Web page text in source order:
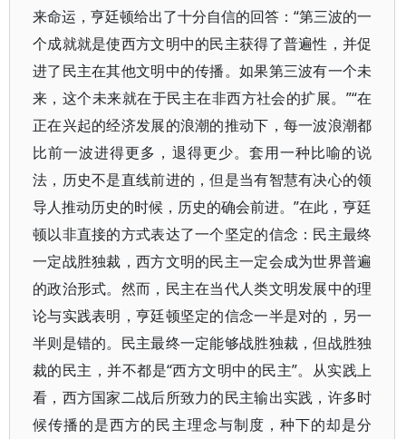
来命运，亨廷顿给出了十分自信的回答：“第三波的一
个成就就是使西方文明中的民主获得了普遍性，并促
进了民主在其他文明中的传播。如果第三波有一个未
来，这个未来就在于民主在非西方社会的扩展。”“在
正在兴起的经济发展的浪潮的推动下，每一波浪潮都
比前一波进得更多，退得更少。套用一种比喻的说
法，历史不是直线前进的，但是当有智慧有决心的领
导人推动历史的时候，历史的确会前进。”在此，亨廷
顿以非直接的方式表达了一个坚定的信念：民主最终
一定战胜独裁，西方文明的民主一定会成为世界普遍
的政治形式。然而，民主在当代人类文明发展中的理
论与实践表明，亨廷顿坚定的信念一半是对的，另一
半则是错的。民主最终一定能够战胜独裁，但战胜独
裁的民主，并不都是“西方文明中的民主”。从实践上
看，西方国家二战后所致力的民主输出实践，许多时
候传播的是西方的民主理念与制度，种下的却是分